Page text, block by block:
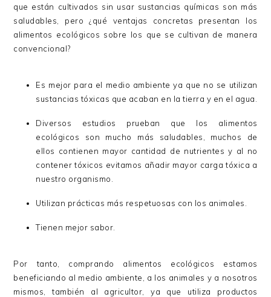
que están cultivados sin usar sustancias químicas son más
saludables, pero ¿qué ventajas concretas presentan los
alimentos ecológicos sobre los que se cultivan de manera
convencional?
Es mejor para el medio ambiente ya que no se utilizan
sustancias tóxicas que acaban en la tierra y en el agua.
Diversos estudios prueban que los alimentos
ecológicos son mucho más saludables, muchos de
ellos contienen mayor cantidad de nutrientes y al no
contener tóxicos evitamos añadir mayor carga tóxica a
nuestro organismo.
Utilizan prácticas más respetuosas con los animales.
Tienen mejor sabor.
Por tanto, comprando alimentos ecológicos estamos
beneficiando al medio ambiente, a los animales y a nosotros
mismos, también al agricultor, ya que utiliza productos